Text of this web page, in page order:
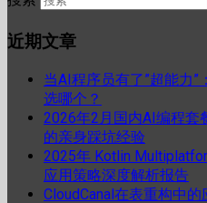
近期文章
当AI程序员有了”超能力
选哪个？
2026年2月国内AI编程套
的亲身踩坑经验
2025年 Kotlin
应用策略深度解析报告
CloudCanal在表重构中